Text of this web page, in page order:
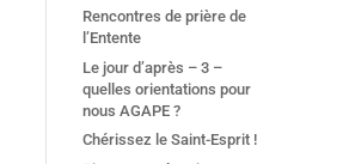
Rencontres de prière de
l’Entente
Le jour d’après – 3 –
quelles orientations pour
nous AGAPE ?
Chérissez le Saint-Esprit !